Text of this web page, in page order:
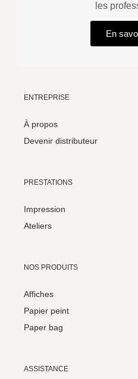
les
En
ENTREPRISE
À propos
Devenir distributeur
PRESTATIONS
Impression
Ateliers
NOS PRODUITS
Affiches
Papier peint
Paper bag
ASSISTANCE